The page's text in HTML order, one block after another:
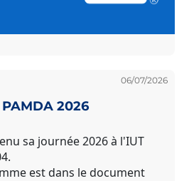
06/07/2026
2026
sa journée 2026 à l'IUT
est dans le document